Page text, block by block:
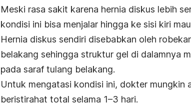
Meski rasa sakit karena hernia diskus lebih
kondisi ini bisa menjalar hingga ke sisi kiri
Hernia diskus sendiri disebabkan oleh
belakang sehingga struktur gel di dalamnya
pada saraf tulang belakang.
Untuk mengatasi kondisi ini, dokter mungkin
beristirahat total selama 1–3 hari.